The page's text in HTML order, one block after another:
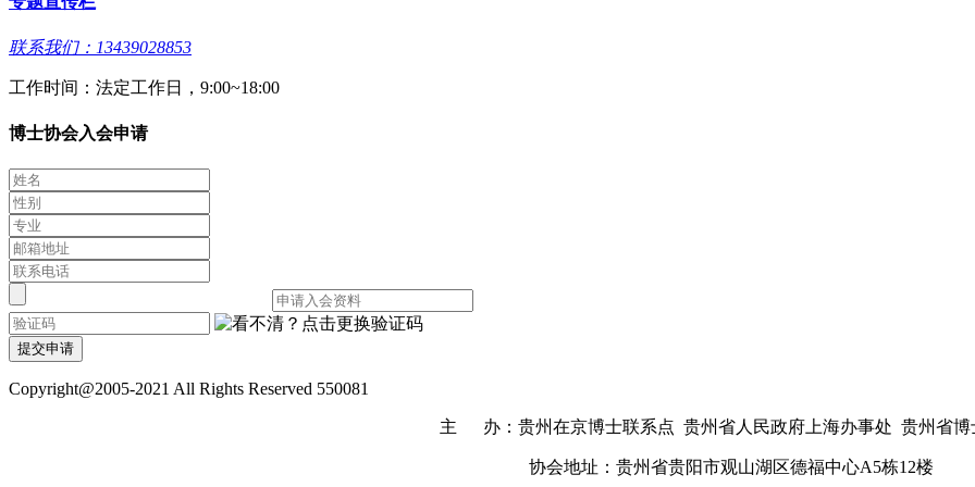
联系我们：13439028853
工作时间：法定工作日，9:00~18:00
博士协会入会申请
提交申请
Copyright@2005-2021 All Rights Reserved 550081
主 办：贵州在京博士联系点 贵州省人民政府上海办事处 贵州省博
协会地址：贵州省贵阳市观山湖区德福中心A5栋12楼